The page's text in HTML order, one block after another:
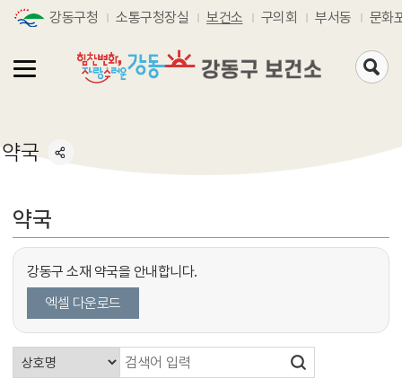
강동구청 소통구청장실 보건소 구의회 부서동 문화
검
색
가
약국
약국
강동구 소재 약국을 안내합니다.
엑셀 다운로드